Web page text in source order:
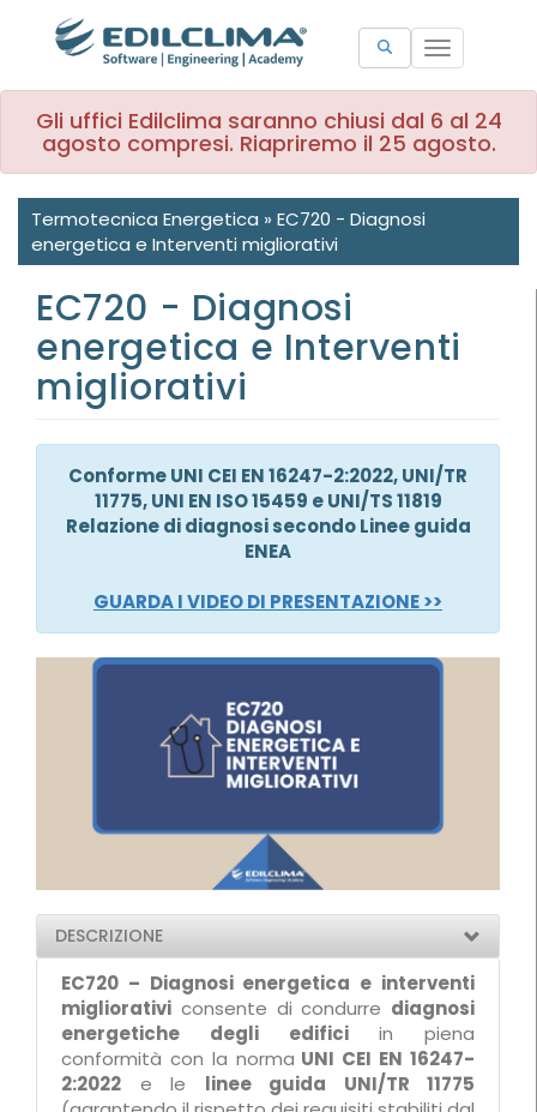
Toggle
navigation
Gli uffici Edilclima saranno chiusi dal 6 al 24
agosto compresi. Riapriremo il 25 agosto.
Termotecnica Energetica » EC720 - Diagnosi
energetica e Interventi migliorativi
EC720 - Diagnosi
energetica e Interventi
migliorativi
Conforme UNI CEI EN 16247-2:2022, UNI/TR
11775, UNI EN ISO 15459 e UNI/TS 11819
Relazione di diagnosi secondo Linee guida
ENEA
GUARDA I VIDEO DI PRESENTAZIONE >>
DESCRIZIONE
EC720 – Diagnosi energetica e interventi
migliorativi consente di condurre diagnosi
energetiche degli edificiin piena
conformità con la norma UNI CEI EN 16247-
2:2022 e le linee guida UNI/TR 11775